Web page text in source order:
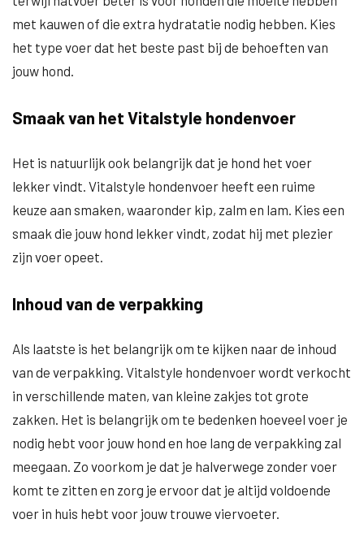
met kauwen of die extra hydratatie nodig hebben. Kies
het type voer dat het beste past bij de behoeften van
jouw hond.
Smaak van het Vitalstyle hondenvoer
Het is natuurlijk ook belangrijk dat je hond het voer
lekker vindt. Vitalstyle hondenvoer heeft een ruime
keuze aan smaken, waaronder kip, zalm en lam. Kies een
smaak die jouw hond lekker vindt, zodat hij met plezier
zijn voer opeet.
Inhoud van de verpakking
Als laatste is het belangrijk om te kijken naar de inhoud
van de verpakking. Vitalstyle hondenvoer wordt verkocht
in verschillende maten, van kleine zakjes tot grote
zakken. Het is belangrijk om te bedenken hoeveel voer je
nodig hebt voor jouw hond en hoe lang de verpakking zal
meegaan. Zo voorkom je dat je halverwege zonder voer
komt te zitten en zorg je ervoor dat je altijd voldoende
voer in huis hebt voor jouw trouwe viervoeter.